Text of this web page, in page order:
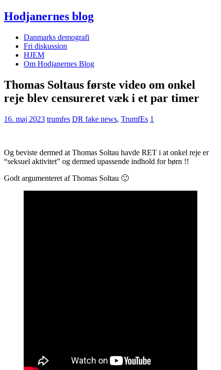
Hodjanernes blog
Danmarks demografi
Fri diskussion
HJEM
Om Hodjanernes Blog
Thomas Soltaus første video om onkel
reje blev censureret væk i et par timer
16. maj 2023 trumfes DR fake news, TrumfEs 1
Og beviste dermed at Thomas Soltau havde RET i at onkel reje er
“seksuel aktivitet” og dermed upassende indhold for børn !!
Godt argumenteret af Thomas Soltau 🙂